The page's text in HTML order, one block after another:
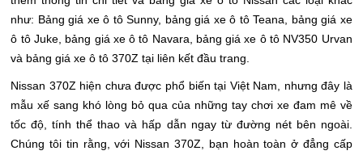
như: Bảng giá xe ô tô Sunny, bảng giá xe ô tô Teana, bảng giá xe
ô tô Juke, bảng giá xe ô tô Navara, bảng giá xe ô tô NV350 Urvan
và bảng giá xe ô tô 370Z tại liên kết đầu trang.
Nissan 370Z hiện chưa được phổ biến tại Việt Nam, nhưng đây là
mẫu xế sang khó lòng bỏ qua của những tay chơi xe đam mê về
tốc độ, tính thể thao và hấp dẫn ngay từ đường nét bên ngoài.
Chúng tôi tin rằng, với Nissan 370Z, bạn hoàn toàn ở đẳng cấp